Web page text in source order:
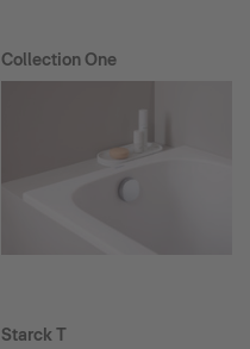
Collection One
Starck T